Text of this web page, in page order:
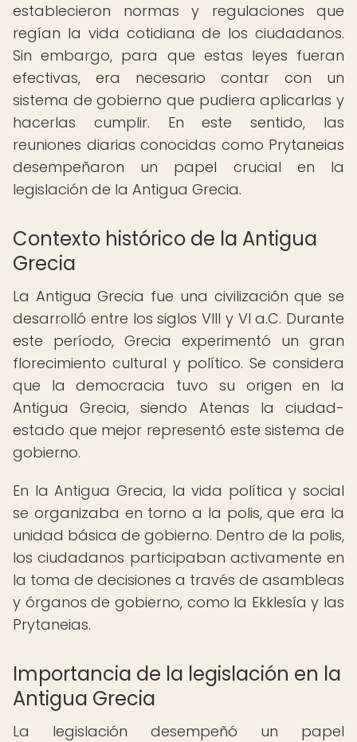
establecieron normas y regulaciones que
regían la vida cotidiana de los ciudadanos.
Sin embargo, para que estas leyes fueran
efectivas, era necesario contar con un
sistema de gobierno que pudiera aplicarlas y
hacerlas cumplir. En este sentido, las
reuniones diarias conocidas como Prytaneias
desempeñaron un papel crucial en la
legislación de la Antigua Grecia.
Contexto histórico de la Antigua
Grecia
La Antigua Grecia fue una civilización que se
desarrolló entre los siglos VIII y VI a.C. Durante
este período, Grecia experimentó un gran
florecimiento cultural y político. Se considera
que la democracia tuvo su origen en la
Antigua Grecia, siendo Atenas la ciudad-
estado que mejor representó este sistema de
gobierno.
En la Antigua Grecia, la vida política y social
se organizaba en torno a la polis, que era la
unidad básica de gobierno. Dentro de la polis,
los ciudadanos participaban activamente en
la toma de decisiones a través de asambleas
y órganos de gobierno, como la Ekklesía y las
Prytaneias.
Importancia de la legislación en la
Antigua Grecia
La legislación desempeñó un papel